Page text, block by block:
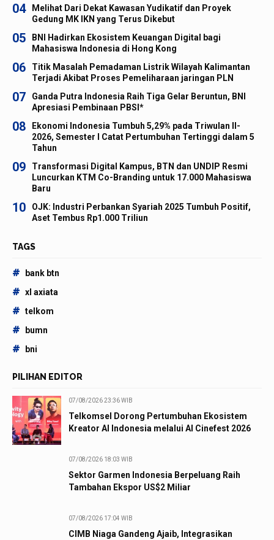
04
Melihat Dari Dekat Kawasan Yudikatif dan Proyek
Gedung MK IKN yang Terus Dikebut
05
BNI Hadirkan Ekosistem Keuangan Digital bagi
Mahasiswa Indonesia di Hong Kong
06
Titik Masalah Pemadaman Listrik Wilayah Kalimantan
Terjadi Akibat Proses Pemeliharaan jaringan PLN
07
Ganda Putra Indonesia Raih Tiga Gelar Beruntun, BNI
Apresiasi Pembinaan PBSI*
08
Ekonomi Indonesia Tumbuh 5,29% pada Triwulan II-
2026, Semester I Catat Pertumbuhan Tertinggi dalam 5
Tahun
09
Transformasi Digital Kampus, BTN dan UNDIP Resmi
Luncurkan KTM Co-Branding untuk 17.000 Mahasiswa
Baru
10
OJK: Industri Perbankan Syariah 2025 Tumbuh Positif,
Aset Tembus Rp1.000 Triliun
TAGS
# bank btn
# xl axiata
# telkom
# bumn
# bni
PILIHAN EDITOR
07/08/2026 23:36 WIB
Telkomsel Dorong Pertumbuhan Ekosistem
Kreator AI Indonesia melalui AI Cinefest 2026
07/08/2026 18:03 WIB
Sektor Garmen Indonesia Berpeluang Raih
Tambahan Ekspor US$2 Miliar
07/08/2026 17:04 WIB
CIMB Niaga Gandeng Ajaib, Integrasikan